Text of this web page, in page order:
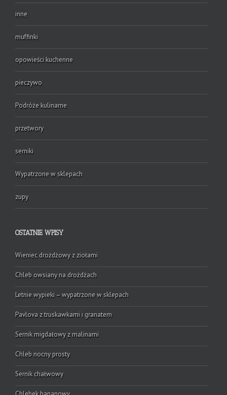
inne
muffinki
opowieści kuchenne
pieczywo
Podróże kulinarne
przetwory
serniki
Wypatrzone w sklepach
zupy
OSTATNIE WPISY
Wieniec drożdżowy z ziołami
Chleb owsiany na drożdżach
Letnie wypieki – wypatrzone w sklepach
Pavlova z truskawkami i granatem
Sernik migdałowy z malinami
Chleb nocny prosty
Sernik chałwowy